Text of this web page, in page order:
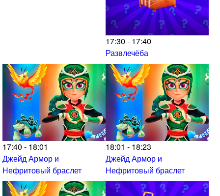
17:30 - 17:40
Развлечёба
17:40 - 18:01
Джейд Армор и
Нефритовый браслет
18:01 - 18:23
Джейд Армор и
Нефритовый браслет